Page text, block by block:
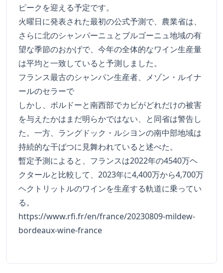
ピークを迎える予定です。
火曜日に発表された最初の公式予測で、農業省は、
さらに北のシャンパーニュとブルゴーニュ地域の有
望な季節のおかげで、今年の全体的なワイン生産量
は平均と一致していると予測しました。
フランス最古のシャンパン生産者、メゾン・ルイナ
ールのセラーで
しかし、ボルドーと南西部でカビがどれだけの被害
を与えたかはまだ明らかではない、と同省は警告し
た。一方、ラングドック・ルシヨンの南中部地域は
持続的な干ばつに見舞われていると述べた。
暫定予測によると、フランスは2022年の4540万ヘ
クタールと比較して、2023年に4,400万から4,700万
ヘクトリットルのワインを生産する軌道に乗ってい
る。
https://www.rfi.fr/en/france/20230809-mildew-
bordeaux-wine-france